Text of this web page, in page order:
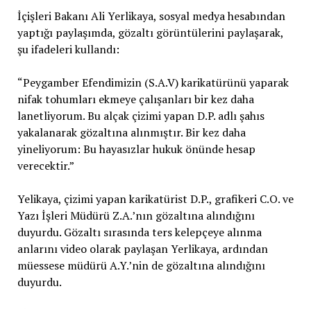
İçişleri Bakanı Ali Yerlikaya, sosyal medya hesabından
yaptığı paylaşımda, gözaltı görüntülerini paylaşarak,
şu ifadeleri kullandı:
“Peygamber Efendimizin (S.A.V) karikatürünü yaparak
nifak tohumları ekmeye çalışanları bir kez daha
lanetliyorum. Bu alçak çizimi yapan D.P. adlı şahıs
yakalanarak gözaltına alınmıştır. Bir kez daha
yineliyorum: Bu hayasızlar hukuk önünde hesap
verecektir.”
Yelikaya, çizimi yapan karikatürist D.P., grafikeri C.O. ve
Yazı İşleri Müdürü Z.A.’nın gözaltına alındığını
duyurdu. Gözaltı sırasında ters kelepçeye alınma
anlarını video olarak paylaşan Yerlikaya, ardından
müessese müdürü A.Y.’nin de gözaltına alındığını
duyurdu.